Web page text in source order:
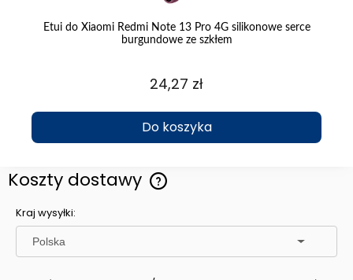
Etui do Xiaomi Redmi Note 13 Pro 4G silikonowe serce
burgundowe ze szkłem
24,27 zł
Do koszyka
Koszty dostawy
Cena nie zawiera ewentualnych kosztów płatności
Kraj wysyłki: